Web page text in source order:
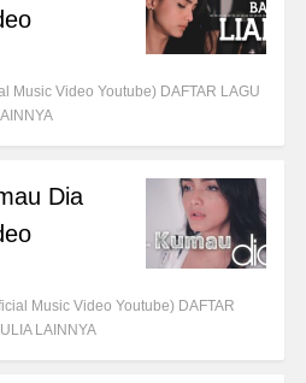
Music Video Youtube) DAFTAR LAGU
Dia
Music Video Youtube) DAFTAR
LAINNYA